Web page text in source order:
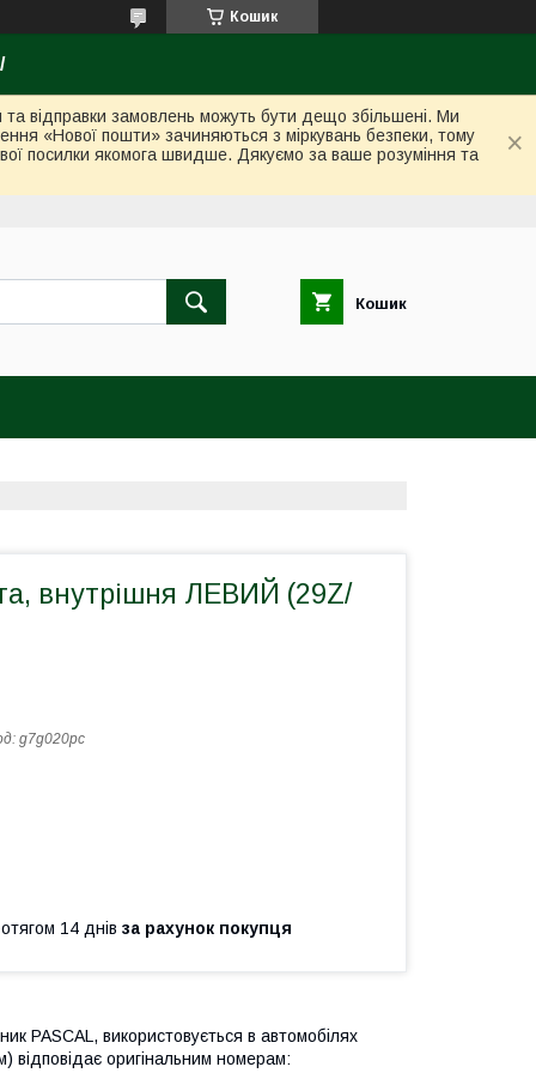
Кошик
та відправки замовлень можуть бути дещо збільшені. Ми
«Нової пошти» зачиняються з міркувань безпеки, тому
посилки якомога швидше. Дякуємо за ваше розуміння та
Кошик
внутрішня ЛЕВИЙ (29Z/
g7g020pc
14 днів за рахунок покупця
використовується в автомобілях
оригінальним номерам: